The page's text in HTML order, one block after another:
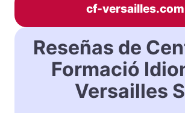
cf-versailles.com
Reseñas de
Formació
Versailles